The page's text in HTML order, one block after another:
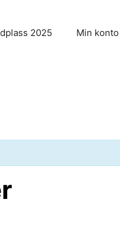
2025 Min konto